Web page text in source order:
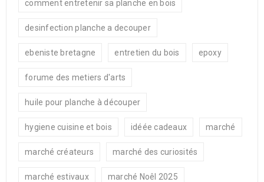
comment entretenir sa planche en bois
desinfection planche a decouper
ebeniste bretagne entretien du bois epoxy
forume des metiers d'arts
huile pour planche à découper
hygiene cuisine et bois idéée cadeaux marché
marché créateurs marché des curiosités
marché estivaux marché Noêl 2025